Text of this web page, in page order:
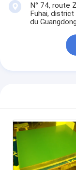
N° 74, route
Fuhai, district
du Guangdong